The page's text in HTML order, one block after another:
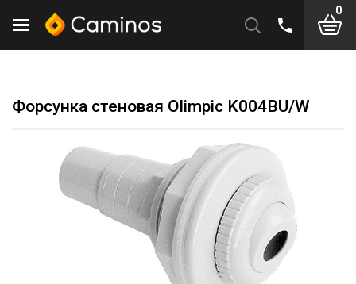
0
Форсунка стеновая Olimpiс K004BU/W